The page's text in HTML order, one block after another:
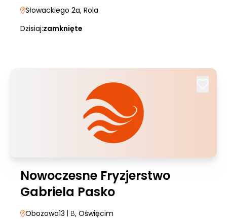
Słowackiego 2a, Rola
Dzisiaj:zamknięte
Nowoczesne Fryzjerstwo
Gabriela Pasko
Obozowa13 | B, Oświęcim